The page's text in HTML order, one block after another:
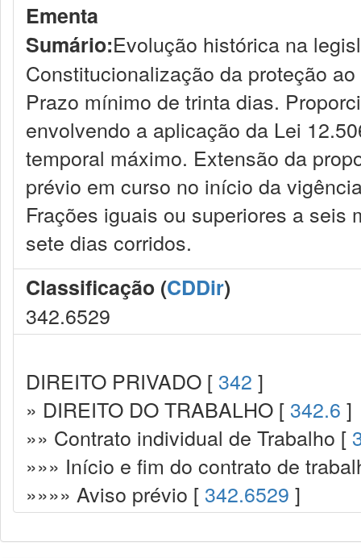
Ementa
Sumário:Evolução histórica na
Constitucionalização da proteção
Prazo mínimo de trinta dias.
envolvendo a aplicação da Lei
temporal máximo. Extensão da
prévio em curso no início da
Frações iguais ou superiores a
sete dias corridos.
Classificação (CDDir)
342.6529
DIREITO PRIVADO [ 342 ]
» DIREITO DO TRABALHO [ 342.6 ]
»» Contrato individual de Trabalho [
»»» Início e fim do contrato de
»»»» Aviso prévio [ 342.6529 ]